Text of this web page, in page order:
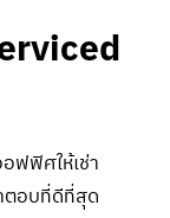
ฟฟิศให้เช่า
ตอบที่ดีที่สุด